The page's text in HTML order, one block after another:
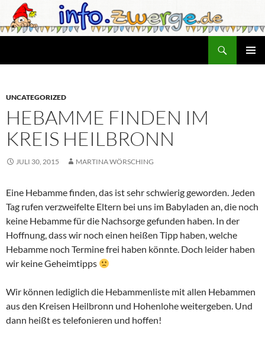
Zum
Inhalt
springen
UNCATEGORIZED
HEBAMME FINDEN IM
KREIS HEILBRONN
JULI 30, 2015 MARTINA WÖRSCHING
Eine Hebamme finden, das ist sehr schwierig geworden. Jeden
Tag rufen verzweifelte Eltern bei uns im Babyladen an, die noch
keine Hebamme für die Nachsorge gefunden haben. In der
Hoffnung, dass wir noch einen heißen Tipp haben, welche
Hebamme noch Termine frei haben könnte. Doch leider haben
wir keine Geheimtipps
Wir können lediglich die Hebammenliste mit allen Hebammen
aus den Kreisen Heilbronn und Hohenlohe weitergeben. Und
dann heißt es telefonieren und hoffen!